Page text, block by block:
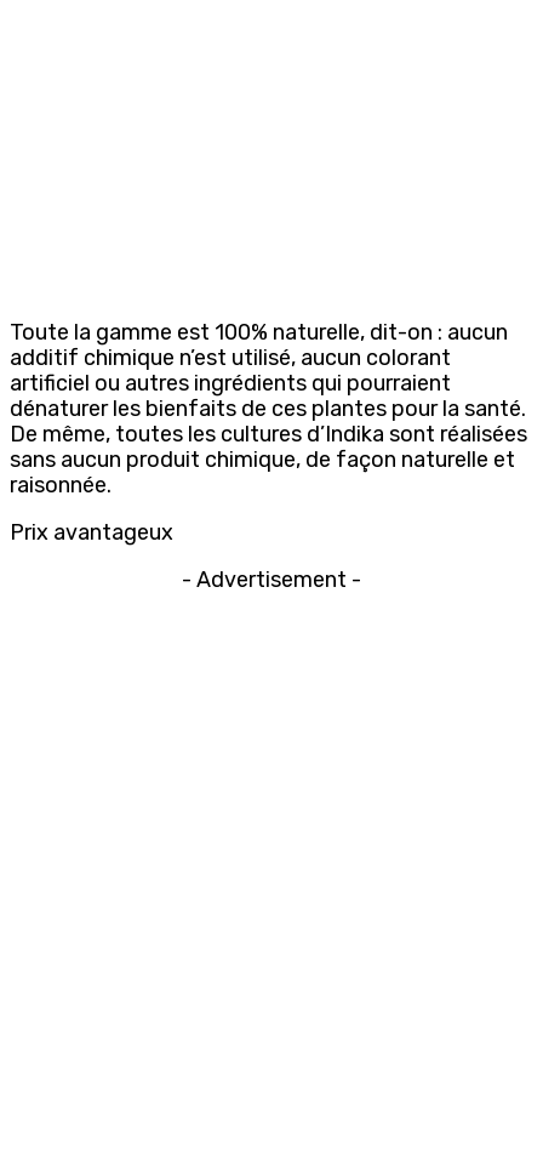
Toute la gamme est 100% naturelle, dit-on : aucun
additif chimique n’est utilisé, aucun colorant
artificiel ou autres ingrédients qui pourraient
dénaturer les bienfaits de ces plantes pour la santé.
De même, toutes les cultures d’Indika sont réalisées
sans aucun produit chimique, de façon naturelle et
raisonnée.
Prix avantageux
- Advertisement -